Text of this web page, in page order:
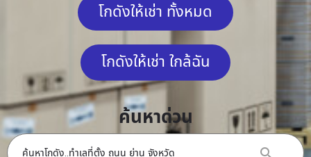
โกดังให้เช่า ทั้งหมด
โกดังให้เช่า ใกล้ฉัน
ค้นหาด่วน